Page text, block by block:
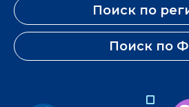
Поиск по
Поиск по